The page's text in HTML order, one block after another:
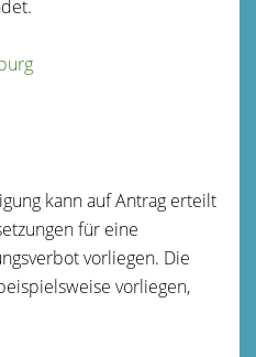
kann auf Antrag erteilt
für eine
vorliegen. Die
vorliegen,